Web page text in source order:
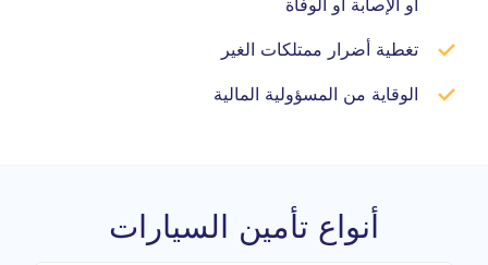
أو الإصابة أو الوفاة
تغطية أضرار ممتلكات الغير
الوقاية من المسؤولية المالية
أنواع تأمين السيارات